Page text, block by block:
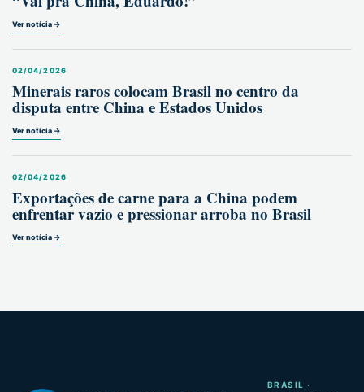
Ver notícia →
02/04/2026
Minerais raros colocam Brasil no centro da
disputa entre China e Estados Unidos
Ver notícia →
02/04/2026
Exportações de carne para a China podem
enfrentar vazio e pressionar arroba no Brasil
Ver notícia →
BRASIL ·